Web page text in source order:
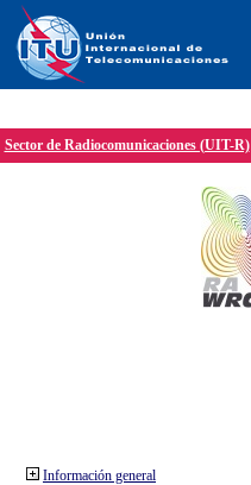
Sector de Radiocomunicaciones (UIT-R)
Información general